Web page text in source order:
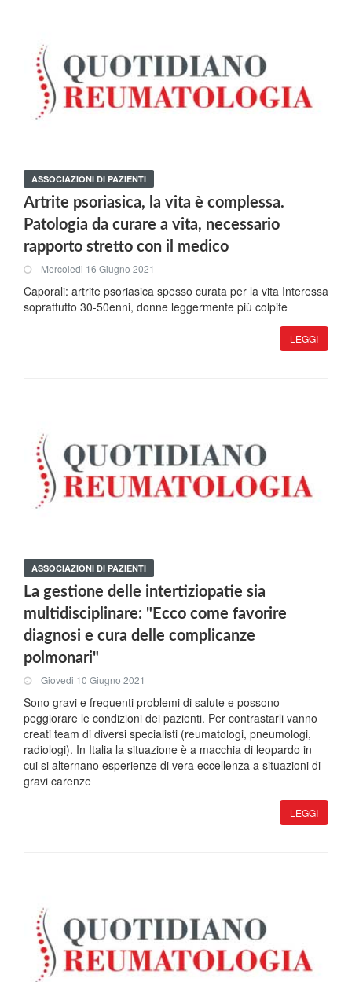
ASSOCIAZIONI DI PAZIENTI
Artrite psoriasica, la vita è complessa.
Patologia da curare a vita, necessario
rapporto stretto con il medico
Mercoledi 16 Giugno 2021
Caporali: artrite psoriasica spesso curata per la vita Interessa
soprattutto 30-50enni, donne leggermente più colpite
LEGGI
ASSOCIAZIONI DI PAZIENTI
La gestione delle intertiziopatie sia
multidisciplinare: "Ecco come favorire
diagnosi e cura delle complicanze
polmonari"
Giovedi 10 Giugno 2021
Sono gravi e frequenti problemi di salute e possono
peggiorare le condizioni dei pazienti. Per contrastarli vanno
creati team di diversi specialisti (reumatologi, pneumologi,
radiologi). In Italia la situazione è a macchia di leopardo in
cui si alternano esperienze di vera eccellenza a situazioni di
gravi carenze
LEGGI